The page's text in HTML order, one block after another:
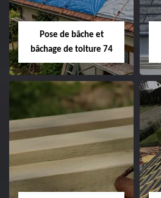
Pose de bâche et
bâchage de toiture 74